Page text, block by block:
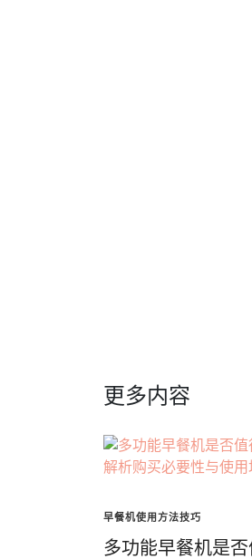
更多内容
早餐机使用方法技巧
多功能早餐机是否